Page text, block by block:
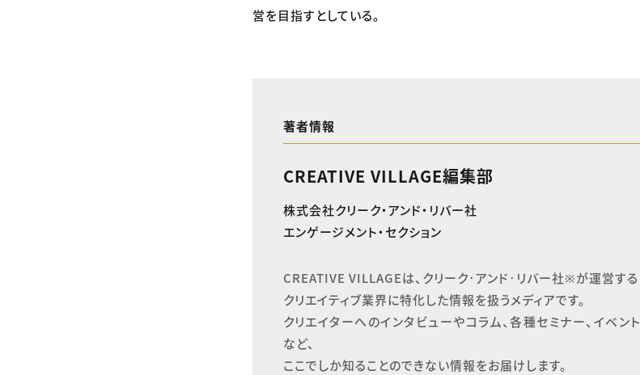
営を目指すとしている。
著者情報
CREATIVE VILLAGE編集部
株式会社クリーク・アンド・リバー社
エンゲージメント・セクション
CREATIVE VILLAGEは、クリーク･アンド･リバー社※が運営する
クリエイティブ業界に特化した情報を扱うメディアです。
クリエイターへのインタビューやコラム、各種セミナー、イベント
など、
ここでしか知ることのできない情報をお届けします。